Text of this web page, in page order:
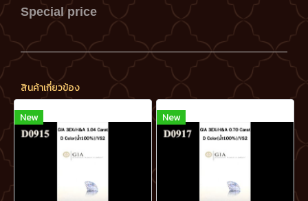
Special price
สินค้าเกี่ยวข้อง
New New